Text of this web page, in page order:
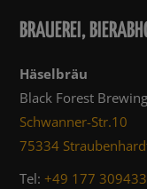
BRAUEREI,
Häselbräu
Black Forest
Schwanner-Str.10
75334
Tel:+49 177